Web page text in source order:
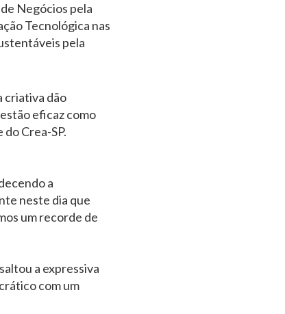
Negócios pela
Tecnológica nas
pela
criativa dão
eficaz como
Crea-SP.
a
neste dia que
um recorde de
a expressiva
com um